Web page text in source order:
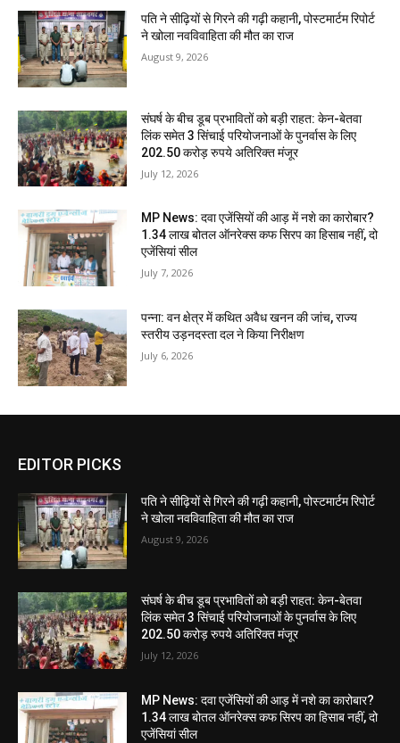
पति ने सीढ़ियों से गिरने की गढ़ी कहानी, पोस्टमार्टम रिपोर्ट
ने खोला नवविवाहिता की मौत का राज
August 9, 2026
संघर्ष के बीच डूब प्रभावितों को बड़ी राहत: केन-बेतवा
लिंक समेत 3 सिंचाई परियोजनाओं के पुनर्वास के लिए
202.50 करोड़ रुपये अतिरिक्त मंजूर
July 12, 2026
MP News: दवा एजेंसियों की आड़ में नशे का कारोबार?
1.34 लाख बोतल ऑनरेक्स कफ सिरप का हिसाब नहीं, दो
एजेंसियां सील
July 7, 2026
पन्ना: वन क्षेत्र में कथित अवैध खनन की जांच, राज्य
स्तरीय उड़नदस्ता दल ने किया निरीक्षण
July 6, 2026
EDITOR PICKS
पति ने सीढ़ियों से गिरने की गढ़ी कहानी, पोस्टमार्टम रिपोर्ट
ने खोला नवविवाहिता की मौत का राज
August 9, 2026
संघर्ष के बीच डूब प्रभावितों को बड़ी राहत: केन-बेतवा
लिंक समेत 3 सिंचाई परियोजनाओं के पुनर्वास के लिए
202.50 करोड़ रुपये अतिरिक्त मंजूर
July 12, 2026
MP News: दवा एजेंसियों की आड़ में नशे का कारोबार?
1.34 लाख बोतल ऑनरेक्स कफ सिरप का हिसाब नहीं, दो
एजेंसियां सील